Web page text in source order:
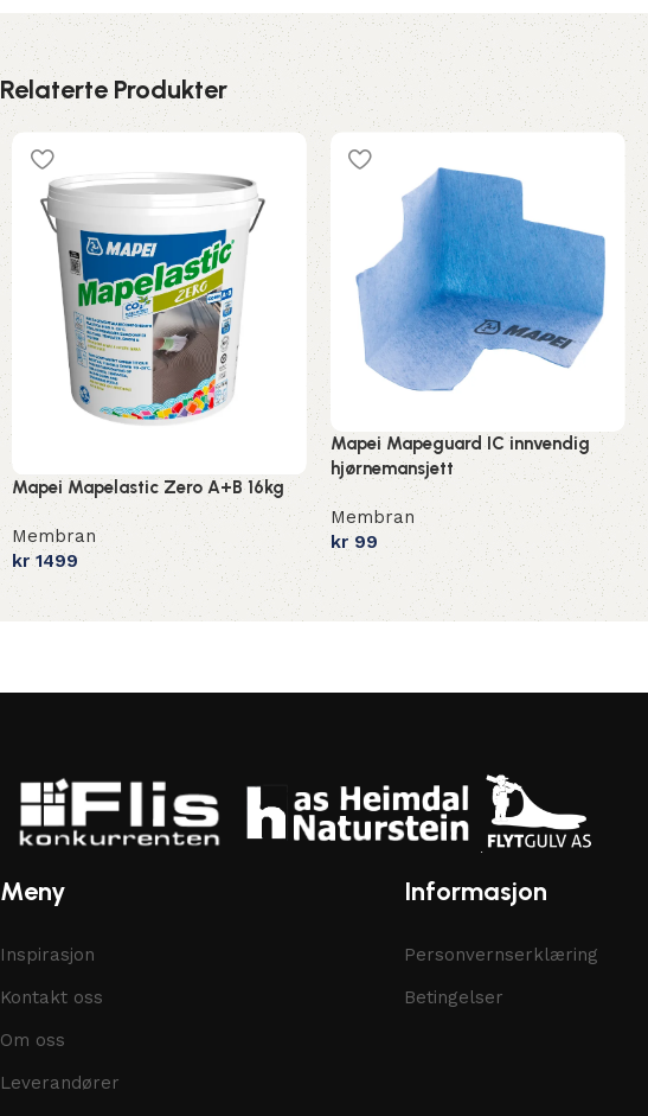
Relaterte Produkter
Mapei Mapelastic Zero A+B 16kg
Membran
kr1499
Mapei Mapeguard IC innvendig
hjørnemansjett
Membran
kr99
Meny
Inspirasjon
Kontakt oss
Om oss
Leverandører
Informasjon
Personvernserklæring
Betingelser